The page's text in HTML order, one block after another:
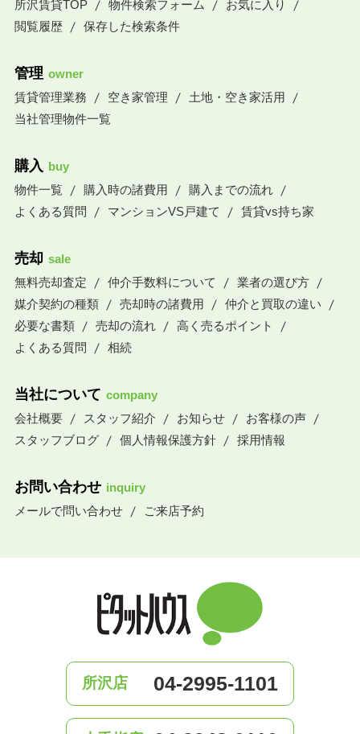
所沢賃貸TOP
物件検索フォーム
お気に入り
閲覧履歴
保存した検索条件
管理 owner
賃貸管理業務
空き家管理
土地・空き家活用
当社管理物件一覧
購入 buy
物件一覧
購入時の諸費用
購入までの流れ
よくある質問
マンションVS戸建て 賃貸vs持ち家
売却 sale
無料売却査定
仲介手数料について
業者の選び方
媒介契約の種類
売却時の諸費用
仲介と買取の違い
必要な書類
売却の流れ
高く売るポイント
よくある質問
相続
当社について company
会社概要
スタッフ紹介 お知らせ
お客様の声
スタッフブログ
個人情報保護方針 採用情報
お問い合わせ inquiry
メールで問い合わせ
ご来店予約
所沢店 04-2995-1101